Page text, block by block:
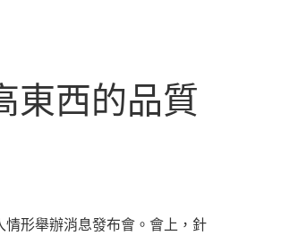
東西的品質
形舉辦消息發布會。會上，針